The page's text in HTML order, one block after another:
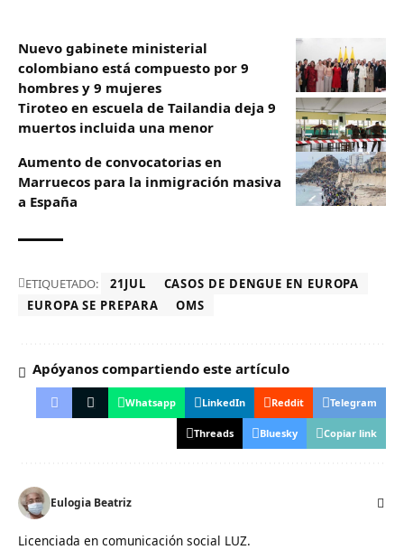
Nuevo gabinete ministerial
colombiano está compuesto por 9
hombres y 9 mujeres
Tiroteo en escuela de Tailandia deja 9
muertos incluida una menor
Aumento de convocatorias en
Marruecos para la inmigración masiva
a España
ETIQUETADO: 21JUL
CASOS DE DENGUE EN EUROPA
EUROPA SE PREPARA
OMS
Apóyanos compartiendo este artículo
Whatsapp LinkedIn Reddit Telegram
Threads Bluesky Copiar link
Eulogia Beatriz
Licenciada en comunicación social LUZ.